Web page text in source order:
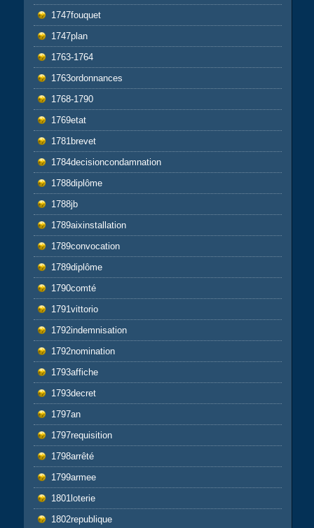
1747fouquet
1747plan
1763-1764
1763ordonnances
1768-1790
1769etat
1781brevet
1784decisioncondamnation
1788diplôme
1788jb
1789aixinstallation
1789convocation
1789diplôme
1790comté
1791vittorio
1792indemnisation
1792nomination
1793affiche
1793decret
1797an
1797requisition
1798arrêté
1799armee
1801loterie
1802republique